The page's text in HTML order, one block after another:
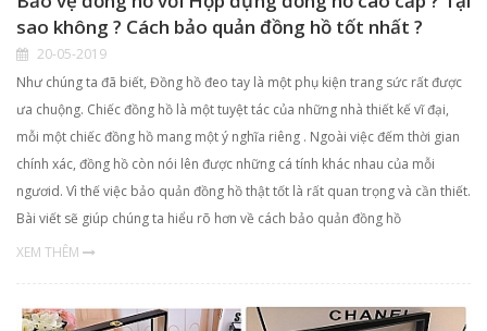
sao không ? Cách bảo quản đồng hồ tốt nhất ?
20-05-2019
Như chúng ta đã biết, Đồng hồ đeo tay là một phụ kiện trang sức rất được
ưa chuộng. Chiếc đồng hồ là một tuyệt tác của những nhà thiết kế vĩ đại,
mỗi một chiếc đồng hồ mang một ý nghĩa riêng . Ngoài việc đếm thời gian
chính xác, đồng hồ còn nói lên được những cá tính khác nhau của mỗi
ngươid. Vì thế việc bảo quản đồng hồ thật tốt là rất quan trọng và cần thiết.
Bài viết sẽ giúp chúng ta hiểu rõ hơn về cách bảo quản đồng hồ
XEM THÊM